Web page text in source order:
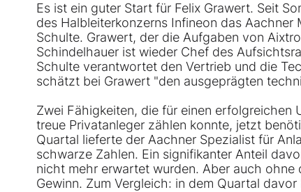
Es ist ein guter Start für Felix Grawert. Seit
des Halbleiterkonzerns Infineon das
Schulte. Grawert, der die Aufgaben von
Schindelhauer ist wieder Chef des
Schulte verantwortet den Vertrieb und die
schätzt bei Grawert "den ausgeprägten
Zwei Fähigkeiten, die für einen erfolgreichen
treue Privatanleger zählen konnte, jetzt
Quartal lieferte der Aachner Spezialist für
schwarze Zahlen. Ein signifikanter Anteil
nicht mehr erwartet wurden. Aber auch ohne
Gewinn. Zum Vergleich: in dem Quartal